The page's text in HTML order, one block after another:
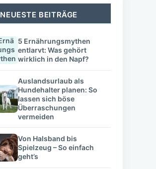
NEUESTE BEITRÄGE
5 Ernährungsmythen
entlarvt: Was gehört
wirklich in den Napf?
Auslandsurlaub als
Hundehalter planen: So
lassen sich böse
Überraschungen
vermeiden
Von Halsband bis
Spielzeug – So einfach
geht’s